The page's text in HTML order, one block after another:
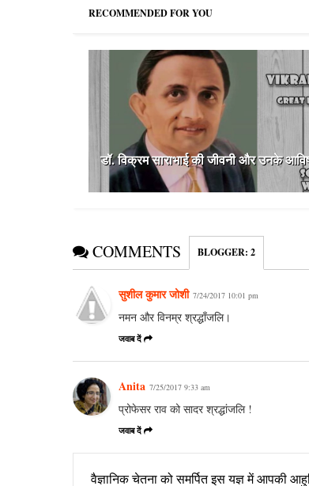
RECOMMENDED FOR YOU
डॉ. विक्रम साराभाई की जीवनी और उनके
COMMENTS BLOGGER: 2
सुशील कुमार जोशी 7/24/2017 10:01 pm
नमन और विनम्र श्रद्धाँजलि।
जवाब दें
Anita 7/25/2017 9:33 am
प्रोफेसर राव को सादर श्रद्धांजलि !
जवाब दें
वैज्ञानिक चेतना को समर्पित इस यज्ञ में आपकी